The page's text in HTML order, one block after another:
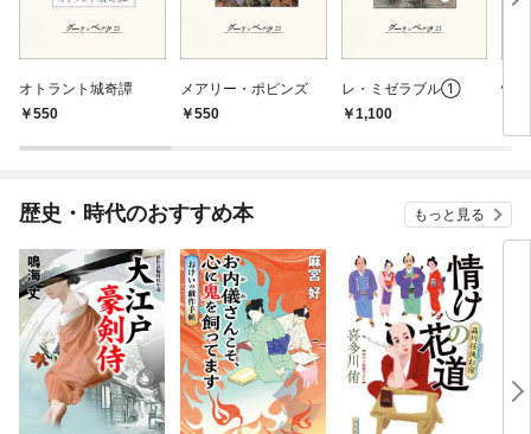
オトラント城奇譚
550
メアリー・ポピンズ
550
レ・ミゼラブル①
1,100
怪
歴史・時代のおすすめ本 もっと見る